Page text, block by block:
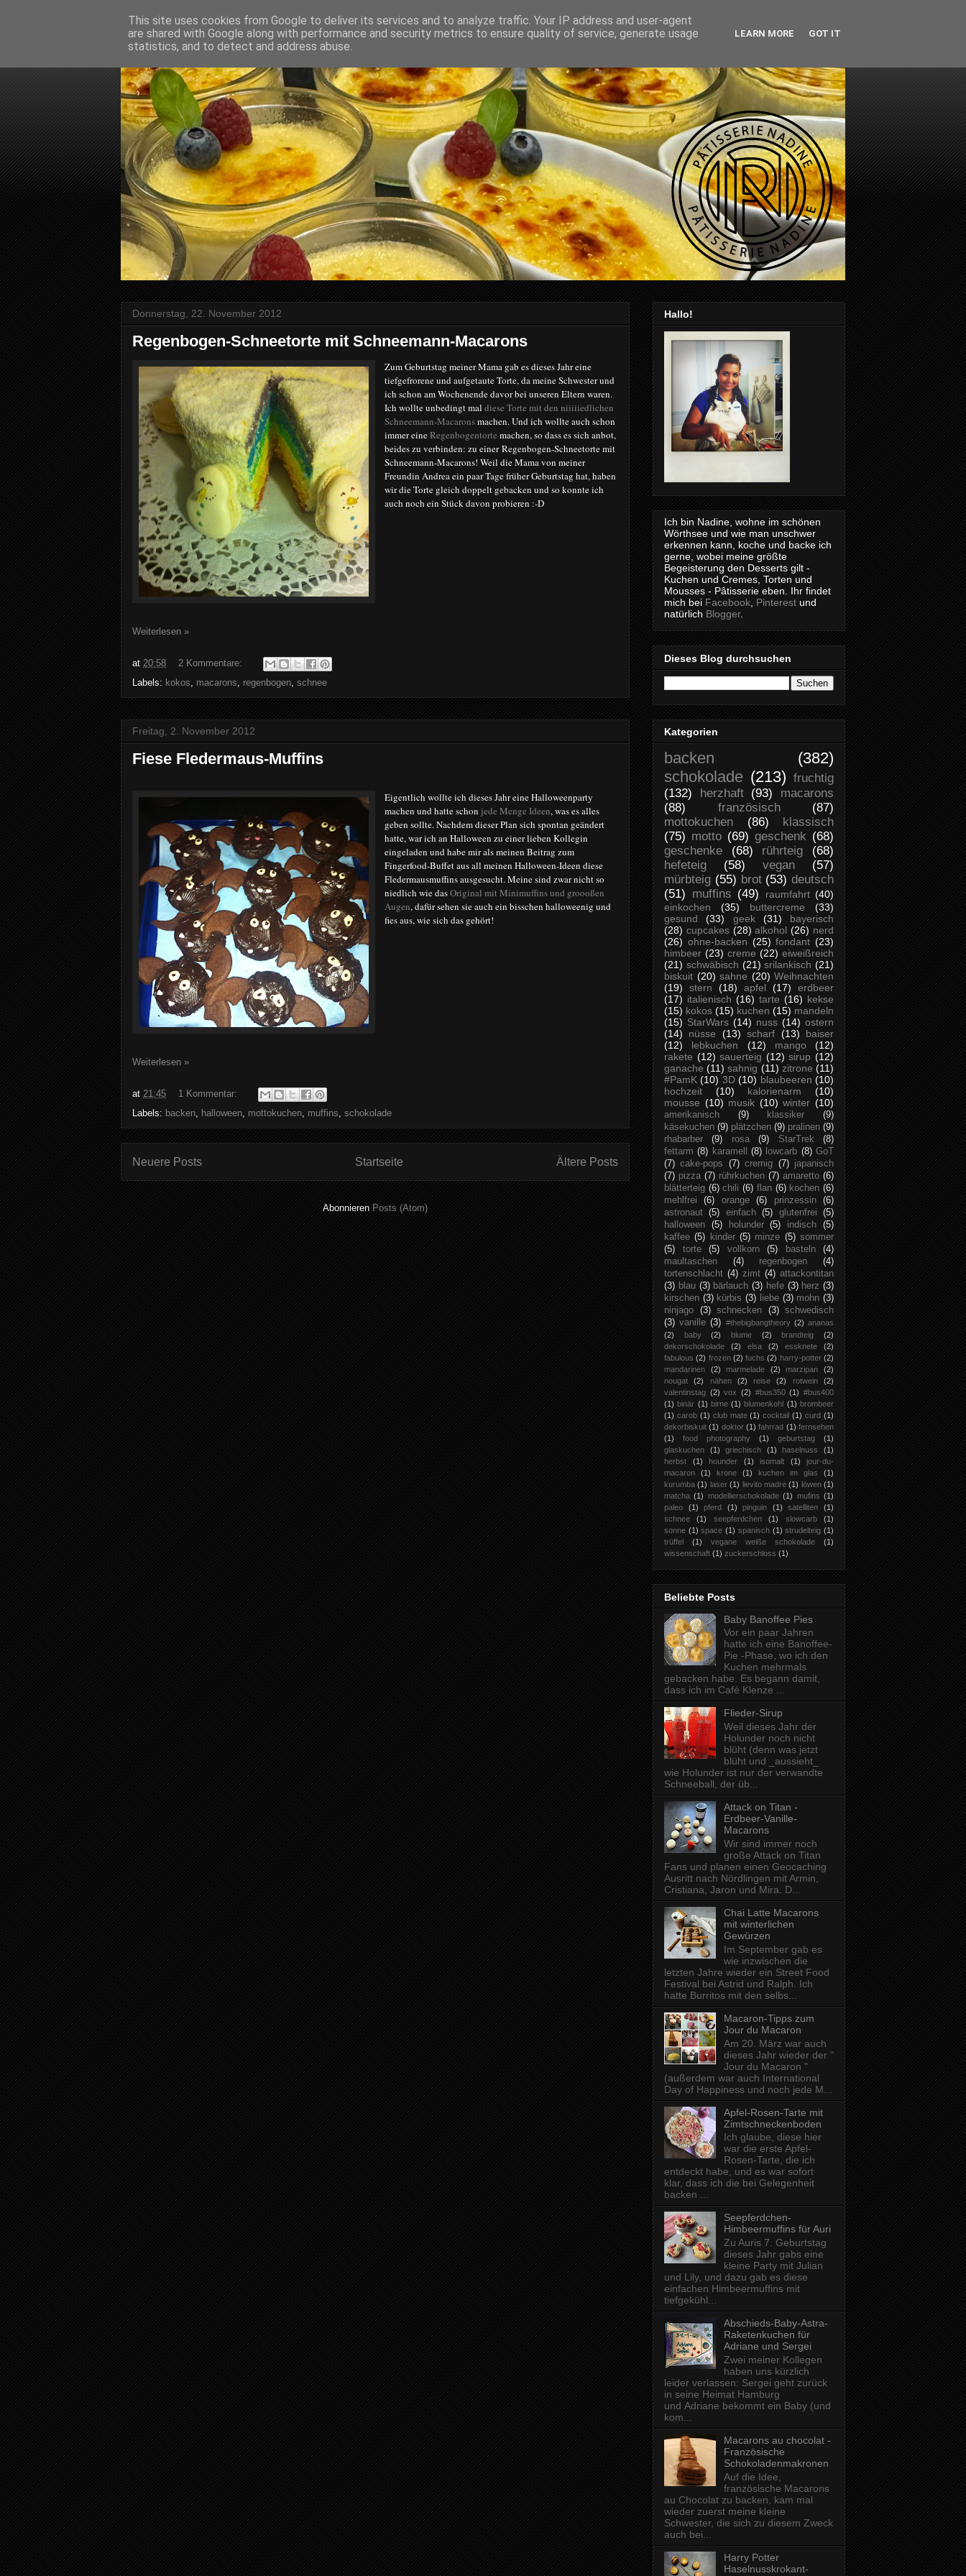
Donnerstag, 22. November 2012
Regenbogen-Schneetorte mit Schneemann-Macarons
Zum Geburtstag meiner Mama gab es dieses Jahr eine
tiefgefrorene und aufgetaute Torte, da meine Schwester und
ich schon am Wochenende davor bei unseren Eltern waren.
Ich wollte unbedingt mal diese Torte mit den niiiiiedlichen
Schneemann-Macaronsmachen. Und ich wollte auch schon
immer eineRegenbogentorte machen, so dass es sich anbot,
beides zu verbinden: zu einer Regenbogen-Schneetorte mit
Schneemann-Macarons! Weil die Mama von meiner
Freundin Andrea ein paar Tage früher Geburtstag hat, haben
wir die Torte gleich doppelt gebacken und so konnte ich
auch noch ein Stück davon probieren :-D
Weiterlesen »
at 20:58
2 Kommentare:
Labels: kokos, macarons, regenbogen, schnee
Freitag, 2. November 2012
Fiese Fledermaus-Muffins
Eigentlich wollte ich dieses Jahr eine Halloweenparty
machen und hatte schon jede Menge Ideen, was es alles
geben sollte. Nachdem dieser Plan sich spontan geändert
hatte, war ich an Halloween zu einer lieben Kollegin
eingeladen und habe mir als meinen Beitrag zum
Fingerfood-Buffet aus all meinen Halloween-Ideen diese
Fledermausmuffins ausgesucht. Meine sind zwar nicht so
niedlich wie dasOriginal mit Minimuffins und groooßen
Augen, dafür sehen sie auch ein bisschen halloweenig und
fies aus, wie sich das gehört!
Weiterlesen »
at 21:45
1 Kommentar:
Labels: backen, halloween, mottokuchen, muffins, schokolade
Neuere Posts Ältere Posts
Startseite
AbonnierenPosts (Atom)
Hallo!
Ich bin Nadine, wohne im schönen
Wörthsee und wie man unschwer
erkennen kann, koche und backe ich
gerne, wobei meine größte
Begeisterung den Desserts gilt -
Kuchen und Cremes, Torten und
Mousses - Pâtisserie eben. Ihr findet
mich bei Facebook, Pinterest und
natürlich Blogger.
Dieses Blog durchsuchen
Kategorien
backen
(382)
schokolade (213) fruchtig
(132)
herzhaft (93)
macarons
(88)
französisch
(87)
mottokuchen
(86)
klassisch
(75) motto (69) geschenk (68)
geschenke
(68) rührteig
(68)
hefeteig
(58) vegan
(57)
mürbteig (55) brot (53) deutsch
(51) muffins (49) raumfahrt (40)
einkochen
(35) buttercreme
(33)
gesund
(33) geek (31)
bayerisch
(28) cupcakes (28) alkohol (26) nerd
(26) ohne-backen (25) fondant (23)
himbeer (23) creme (22) eiweißreich
(21) schwäbisch (21) srilankisch (21)
biskuit (20) sahne (20) Weihnachten
(19)
stern (18) apfel (17)
erdbeer
(17) italienisch (16) tarte (16) kekse
(15) kokos (15) kuchen (15) mandeln
(15) StarWars (14) nuss (14) ostern
(14)
nüsse (13) scharf (13)
baiser
(12)
lebkuchen (12) mango
(12)
rakete (12) sauerteig (12) sirup (12)
ganache (11) sahnig (11) zitrone (11)
#PamK (10) 3D (10) blaubeeren (10)
hochzeit
(10) kalorienarm
(10)
mousse (10) musik (10) winter (10)
amerikanisch (9) klassiker
(9)
käsekuchen (9) plätzchen (9) pralinen (9)
rhabarber
(9) rosa (9) StarTrek
(8)
fettarm (8) karamell (8) lowcarb (8) GoT
(7) cake-pops (7) cremig (7) japanisch
(7) pizza (7) rührkuchen (7) amaretto (6)
blätterteig (6) chili (6) flan (6) kochen (6)
mehlfrei
(6) orange (6) prinzessin
(6)
astronaut
(5) einfach (5) glutenfrei
(5)
halloween
(5) holunder (5) indisch
(5)
kaffee (5) kinder (5) minze (5) sommer
(5)
torte (5) vollkorn (5) basteln
(4)
maultaschen
(4) regenbogen
(4)
tortenschlacht (4) zimt (4) attackontitan
(3) blau (3) bärlauch (3) hefe (3) herz (3)
kirschen (3) kürbis (3) liebe (3) mohn (3)
ninjago
(3) schnecken (3)
schwedisch
(3) vanille (3) #thebigbangtheory (2) ananas
(2)
baby (2) blume (2) brandteig
(2)
dekorschokolade
(2) elsa (2) essknete
(2)
fabulous (2) frozen (2) fuchs (2) harry-potter (2)
mandarinen
(2) marmelade (2) marzipan
(2)
nougat
(2) nähen (2) reise (2) rotwein
(2)
valentinstag (2) vox (2) #bus350 (1) #bus400
(1) binär (1) birne (1) blumenkohl (1) brombeer
(1) carob (1) club mate (1) cocktail (1) curd (1)
dekorbiskuit (1) doktor (1) fahrrad (1) fernsehen
(1)
food photography (1) geburtstag
(1)
glaskuchen
(1) griechisch (1) haselnuss
(1)
herbst
(1) hounder (1) isomalt (1)
jour-du-
macaron
(1) krone (1) kuchen im glas
(1)
kurumba (1) laser (1) lievito madre (1) löwen (1)
matcha (1) modellierschokolade (1) mufins (1)
paleo
(1) pferd (1) pinguin (1) satelliten
(1)
schnee
(1) seepferdchen (1) slowcarb
(1)
sonne (1) space (1) spanisch (1) strudelteig (1)
trüffel
(1) vegane weiße schokolade
(1)
wissenschaft (1) zuckerschloss (1)
Beliebte Posts
Baby Banoffee Pies
Vor ein paar Jahren
hatte ich eine Banoffee-
Pie -Phase, wo ich den
Kuchen mehrmals
gebacken habe. Es begann damit,
dass ich im Café Klenze ...
Flieder-Sirup
Weil dieses Jahr der
Holunder noch nicht
blüht (denn was jetzt
blüht und _aussieht_
wie Holunder ist nur der verwandte
Schneeball, der üb...
Attack on Titan -
Erdbeer-Vanille-
Macarons
Wir sind immer noch
große Attack on Titan
Fans und planen einen Geocaching
Ausritt nach Nördlingen mit Armin,
Cristiana, Jaron und Mira. D...
Chai Latte Macarons
mit winterlichen
Gewürzen
Im September gab es
wie inzwischen die
letzten Jahre wieder ein Street Food
Festival bei Astrid und Ralph. Ich
hatte Burritos mit den selbs...
Macaron-Tipps zum
Jour du Macaron
Am 20. März war auch
dieses Jahr wieder der "
Jour du Macaron "
(außerdem war auch International
Day of Happiness und noch jede M...
Apfel-Rosen-Tarte mit
Zimtschneckenboden
Ich glaube, diese hier
war die erste Apfel-
Rosen-Tarte, die ich
entdeckt habe, und es war sofort
klar, dass ich die bei Gelegenheit
backen ...
Seepferdchen-
Himbeermuffins für Auri
Zu Auris 7. Geburtstag
dieses Jahr gabs eine
kleine Party mit Julian
und Lily, und dazu gab es diese
einfachen Himbeermuffins mit
tiefgekühl...
Abschieds-Baby-Astra-
Raketenkuchen für
Adriane und Sergei
Zwei meiner Kollegen
haben uns kürzlich
leider verlassen: Sergei geht zurück
in seine Heimat Hamburg
und Adriane bekommt ein Baby (und
kom...
Macarons au chocolat -
Französische
Schokoladenmakronen
Auf die Idee,
französische Macarons
au Chocolat zu backen, kam mal
wieder zuerst meine kleine
Schwester, die sich zu diesem Zweck
auch bei...
Harry Potter
Haselnusskrokant-
This site uses cookies from Google to deliver its services and to analyze traffic. Your IP address and user-agent
are shared with Google along with performance and security metrics to ensure quality of service, generate usage
statistics, and to detect and address abuse.
LEARN MORE GOT IT